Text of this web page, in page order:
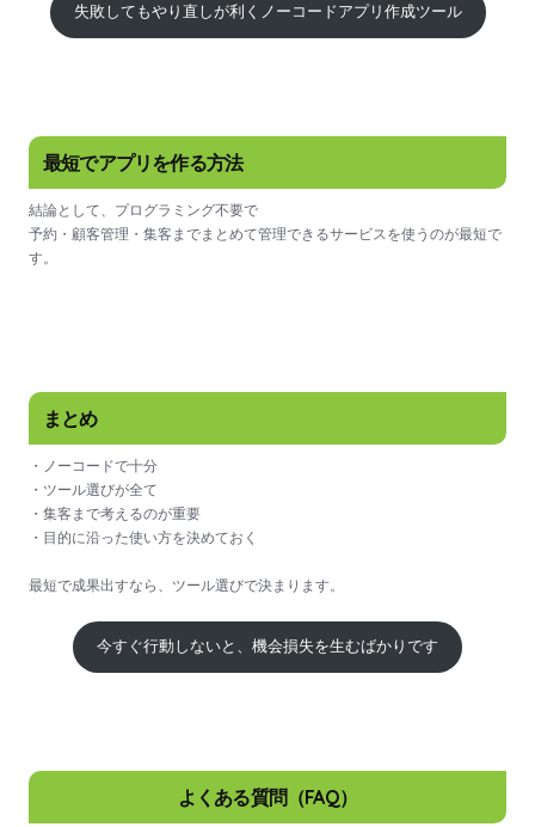
失敗してもやり直しが利くノーコードアプリ作成ツール
最短でアプリを作る方法
結論として、プログラミング不要で
予約・顧客管理・集客までまとめて管理できるサービスを使うのが最短で
す。
まとめ
・ノーコードで十分
・ツール選びが全て
・集客まで考えるのが重要
・目的に沿った使い方を決めておく
最短で成果出すなら、ツール選びで決まります。
今すぐ行動しないと、機会損失を生むばかりです
よくある質問（FAQ）